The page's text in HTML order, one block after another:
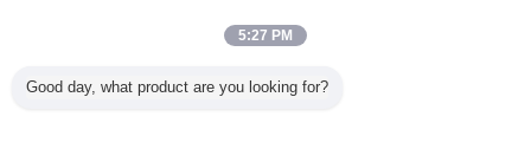
5:27 PM
Good day, what product are you looking for?